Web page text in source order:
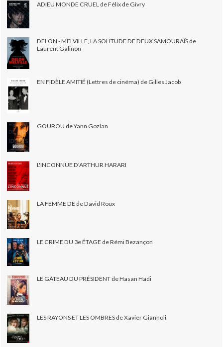
ADIEU MONDE CRUEL de Félix de Givry
DELON - MELVILLE, LA SOLITUDE DE DEUX SAMOURAÏS de
Laurent Galinon
EN FIDÈLE AMITIÉ (Lettres de cinéma) de Gilles Jacob
GOUROU de Yann Gozlan
L'INCONNUE D'ARTHUR HARARI
LA FEMME DE de David Roux
LE CRIME DU 3e ÉTAGE de Rémi Bezançon
LE GÂTEAU DU PRÉSIDENT de Hasan Hadi
LES RAYONS ET LES OMBRES de Xavier Giannoli